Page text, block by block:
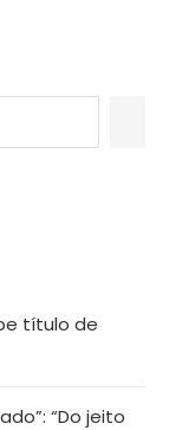
título de
“Do jeito